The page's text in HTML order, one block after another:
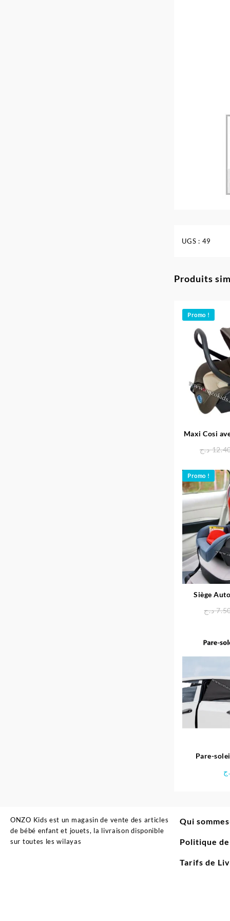
UGS : 49
Produits
Promo !
Maxi Cosi
د.ج
Promo !
Siège
د.ج
Pare-
ONZO Kids est un magasin de vente des articles
de bébé enfant et jouets, la livraison disponible
sur toutes les wilayas
Qui
Politique
Tarifs de